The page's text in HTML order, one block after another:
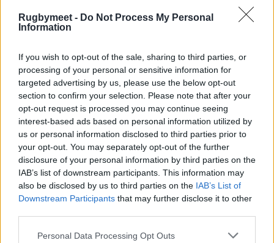
Rugbymeet - Do Not Process My Personal
Information
If you wish to opt-out of the sale, sharing to third parties, or
processing of your personal or sensitive information for
targeted advertising by us, please use the below opt-out
section to confirm your selection. Please note that after your
opt-out request is processed you may continue seeing
interest-based ads based on personal information utilized by
us or personal information disclosed to third parties prior to
your opt-out. You may separately opt-out of the further
disclosure of your personal information by third parties on the
IAB’s list of downstream participants. This information may
also be disclosed by us to third parties on the IAB’s List of
Downstream Participants that may further disclose it to other
Personal Data Processing Opt Outs
Giovanni QUATTRINI (Zebre Parma,
esordiente)
Seconde Linee
Matteo CANALI (Zebre Parma, 2 caps)
Niccolò CANNONE (Benetton Rugby, 63 caps)
Riccardo FAVRETTO (Benetton Rugby, 13 caps)
Federico RUZZA (Benetton Rugby, 72 caps)
Terze Linee
Lorenzo CANNONE (Benetton Rugby, 38 caps)